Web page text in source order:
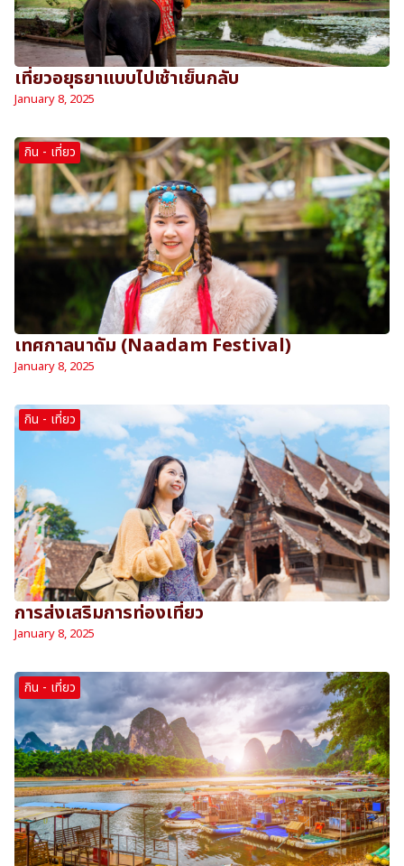
เที่ยวอยุธยาแบบไปเช้าเย็นกลับ
January 8, 2025
กิน - เที่ยว
เทศกาลนาดัม (Naadam Festival)
January 8, 2025
กิน - เที่ยว
การส่งเสริมการท่องเที่ยว
January 8, 2025
กิน - เที่ยว